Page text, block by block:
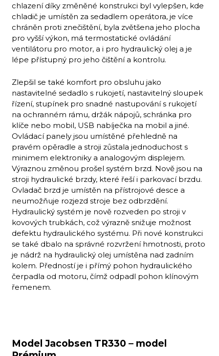
chlazení díky změněné konstrukci byl vylepšen, kde
chladič je umístěn za sedadlem operátora, je více
chráněn proti znečištění, byla zvětšena jeho plocha
pro vyšší výkon, má termostatické ovládání
ventilátoru pro motor, a i pro hydraulický olej a je
lépe přístupný pro jeho čištění a kontrolu.
Zlepšil se také komfort pro obsluhu jako
nastavitelné sedadlo s rukojetí, nastavitelný sloupek
řízení, stupínek pro snadné nastupování s rukojetí
na ochranném rámu, držák nápojů, schránka pro
klíče nebo mobil, USB nabíječka na mobil a jiné.
Ovládací panely jsou umístěné přehledně na
pravém opěradle a stroji zůstala jednoduchost s
minimem elektroniky a analogovým displejem.
Výraznou změnou prošel systém brzd. Nově jsou na
stroji hydraulické brzdy, které řeší i parkovací brzdu.
Ovladač brzd je umístěn na přístrojové desce a
neumožňuje rozjezd stroje bez odbrzdění.
Hydraulický systém je nově rozveden po stroji v
kovových trubkách, což výrazně snižuje možnost
defektu hydraulického systému. Při nové konstrukci
se také dbalo na správné rozvržení hmotnosti, proto
je nádrž na hydraulický olej umístěna nad zadním
kolem. Předností je i přímý pohon hydraulického
čerpadla od motoru, čímž odpadl pohon klínovým
řemenem.
Model Jacobsen TR330 – model